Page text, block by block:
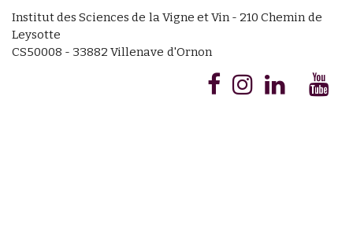
Institut des Sciences de la Vigne et Vin - 210 Chemin de
Leysotte
CS50008 - 33882 Villenave d'Ornon